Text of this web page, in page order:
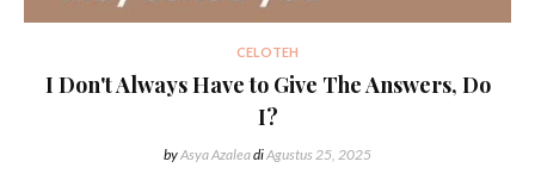
CELOTEH
I Don't Always Have to Give The Answers, Do
I?
byAsya AzaleadiAgustus 25, 2025